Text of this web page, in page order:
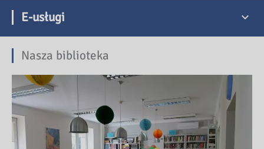
E-usługi
Nasza biblioteka